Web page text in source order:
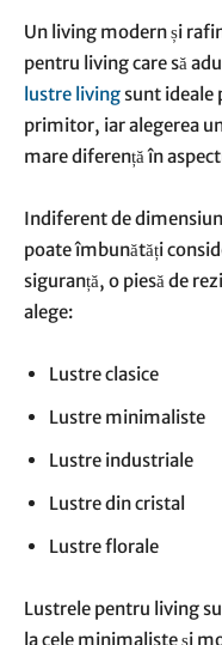
Un living modern și
pentru living care să
lustre livingsunt ideale
primitor, iar alegerea
mare diferență în
Indiferent de
poate îmbunătăți
siguranță, o piesă de
alege:
Lustre clasice
Lustre minimaliste
Lustre industriale
Lustre din cristal
Lustre florale
Lustrele pentru living
la cele minimaliste și